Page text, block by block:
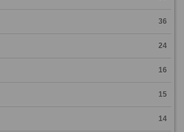
36
24
16
15
14